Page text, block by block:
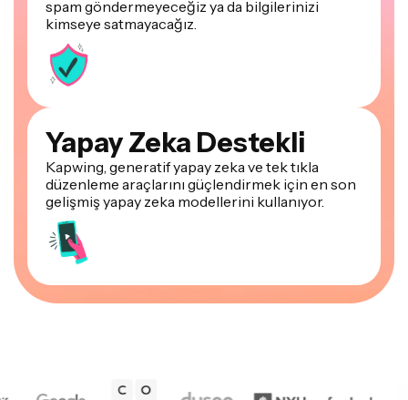
Yapay Zeka Destekli
Kapwing, generatif yapay zeka ve tek tıkla
düzenleme araçlarını güçlendirmek için en son
gelişmiş yapay zeka modellerini kullanıyor.